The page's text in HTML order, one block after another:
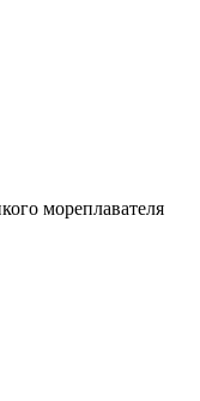
мореплавателя